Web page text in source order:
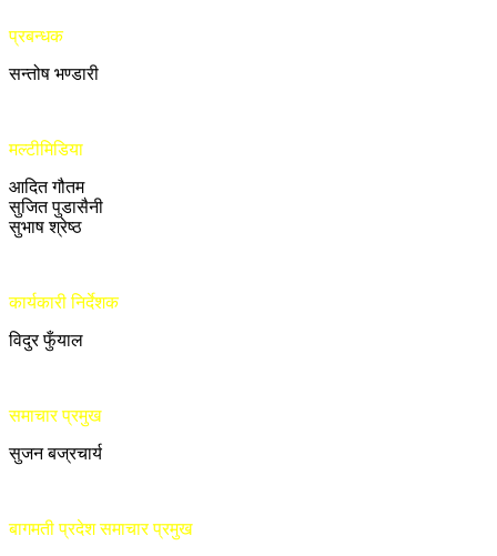
प्रबन्धक
सन्तोष भण्डारी
मल्टीमिडिया
आदित गौतम
सुजित पुडासैनी
सुभाष श्रेष्ठ
कार्यकारी निर्देशक
विदुर फुँयाल
समाचार प्रमुख
सुजन बज्रचार्य
बागमती प्रदेश समाचार प्रमुख